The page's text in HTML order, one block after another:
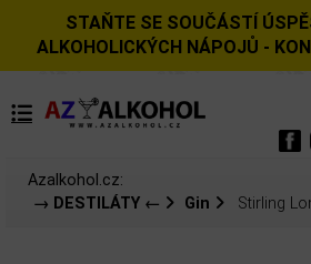
STAŇTE SE SOUČÁSTÍ
ALKOHOLICKÝCH NÁPOJŮ -
Azalkohol.cz:
→ DESTILÁTY ←
Gin Stirling